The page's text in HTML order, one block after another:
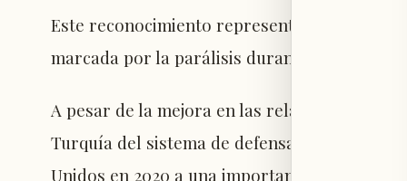
Este reconocimiento representa un cambio
marcada por la parálisis durante la
A pesar de la mejora en las relaciones entre
Turquía del sistema de defensa aérea ruso
Unidos en 2020 a una importante empresa